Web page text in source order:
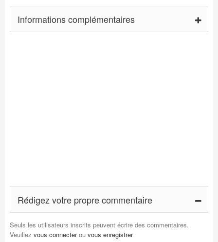
Informations complémentaires
Rédigez votre propre commentaire
Seuls les utilisateurs inscrits peuvent écrire des commentaires.
Veuillez vous connecterou vous enregistrer